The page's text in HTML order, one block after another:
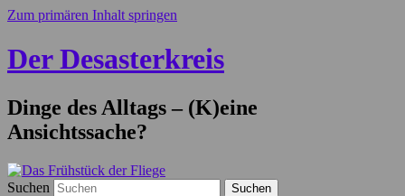
Zum primären Inhalt springen
Der Desasterkreis
Dinge des Alltags – (K)eine
Ansichtssache?
Suchen